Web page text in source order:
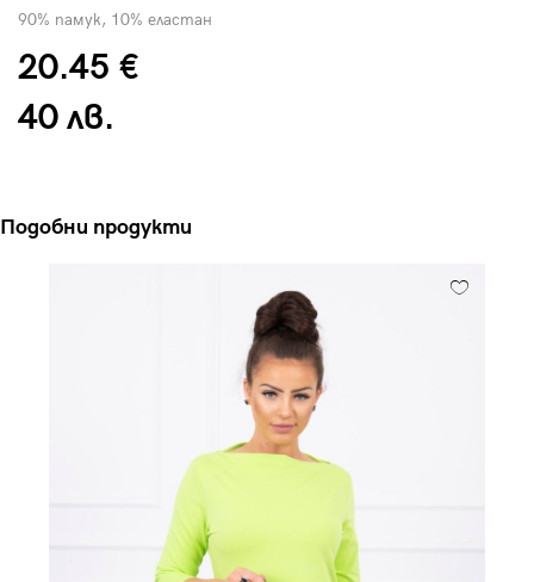
90% памук, 10% еластан
20.45 €
40 лв.
Подобни продукти